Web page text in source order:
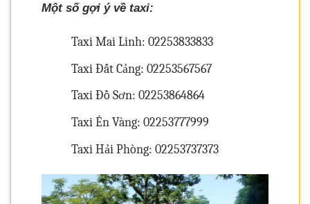
Một số gợi ý về taxi:
Taxi Mai Linh: 02253833833
Taxi Đất Cảng: 02253567567
Taxi Đồ Sơn: 02253864864
Taxi Én Vàng: 02253777999
Taxi Hải Phòng: 02253737373